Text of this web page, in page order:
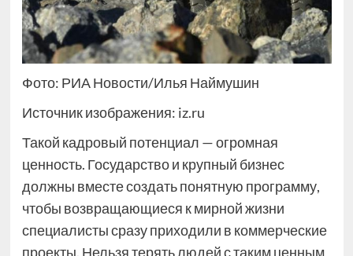
Фото: РИА Новости/Илья Наймушин
Источник изображения: iz.ru
Такой кадровый потенциал — огромная
ценность. Государство и крупный бизнес
должны вместе создать понятную программу,
чтобы возвращающиеся к мирной жизни
специалисты сразу приходили в коммерческие
проекты. Нельзя терять людей с таким ценным